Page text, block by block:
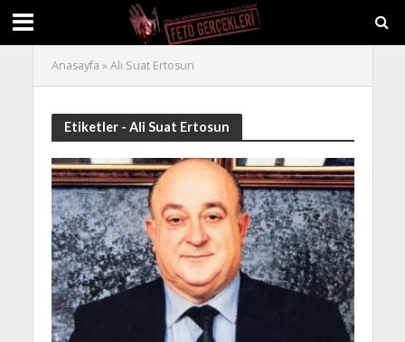
Anasayfa »Ali Suat Ertosun
Etiketler - Ali Suat Ertosun